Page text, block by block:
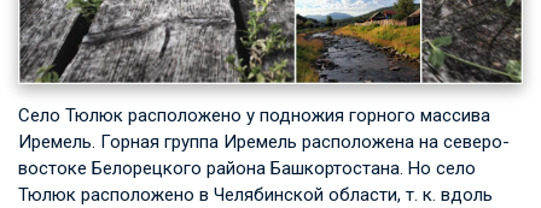
Село Тюлюк расположено у подножия горного массива
Иремель. Горная группа Иремель расположена на северо-
востоке Белорецкого района Башкортостана. Но село
Тюлюк расположено в Челябинской области, т. к. вдоль